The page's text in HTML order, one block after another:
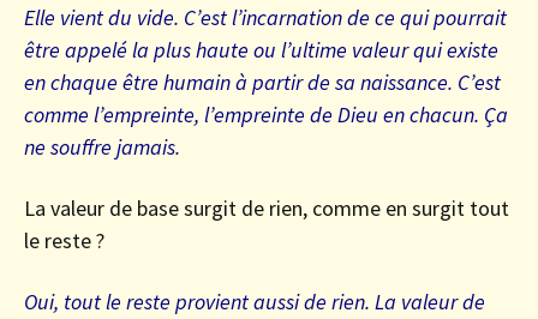
Elle vient du vide. C’est l’incarnation de ce qui pourrait
être appelé la plus haute ou l’ultime valeur qui existe
en chaque être humain à partir de sa naissance. C’est
comme l’empreinte, l’empreinte de Dieu en chacun. Ça
ne souffre jamais.
La valeur de base surgit de rien, comme en surgit tout
le reste ?
Oui, tout le reste provient aussi de rien. La valeur de